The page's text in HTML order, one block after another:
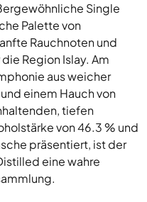
Single
Palette von
Rauchnoten und
Region Islay. Am
aus weicher
einem Hauch von
tiefen
von 46.3 % und
präsentiert, ist der
eine wahre